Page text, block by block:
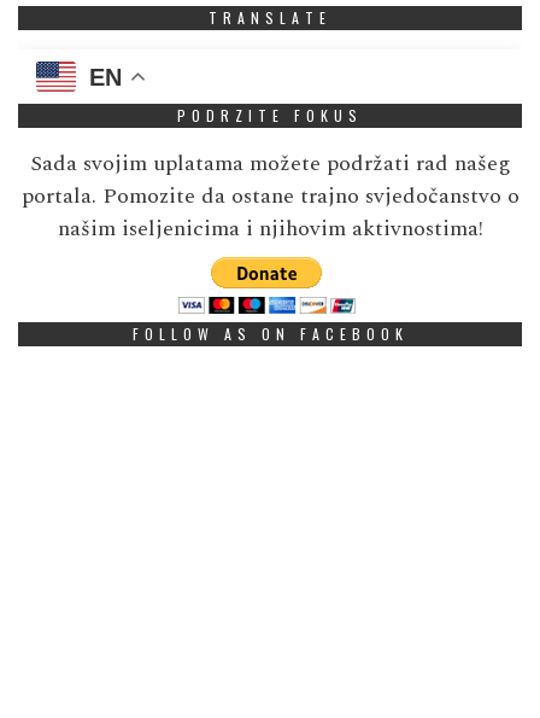
TRANSLATE
EN
PODRZITE FOKUS
Sada svojim uplatama možete podržati rad našeg
portala. Pomozite da ostane trajno svjedočanstvo o
našim iseljenicima i njihovim aktivnostima!
FOLLOW AS ON FACEBOOK